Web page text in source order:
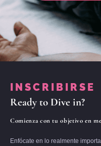
INSCRIBIRSE
Ready to Dive in?
Comienza con tu objetivo en
Enfócate en lo realmente